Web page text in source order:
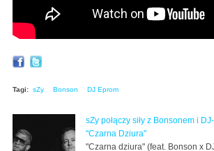
Tagi: sZy Bonson DJ Eprom
sZy połączy siły z Bonsonem i
"Czarna Dziura"
"Czarna dziura" (feat. Bonson x